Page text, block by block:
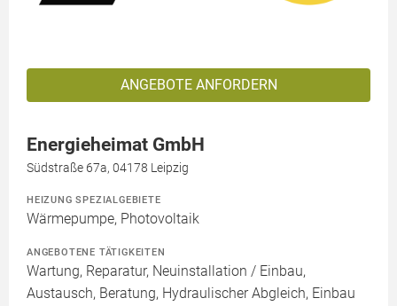
ANGEBOTE ANFORDERN
Energieheimat GmbH
Südstraße 67a, 04178 Leipzig
HEIZUNG SPEZIALGEBIETE
Wärmepumpe, Photovoltaik
ANGEBOTENE TÄTIGKEITEN
Wartung, Reparatur, Neuinstallation / Einbau,
Austausch, Beratung, Hydraulischer Abgleich, Einbau